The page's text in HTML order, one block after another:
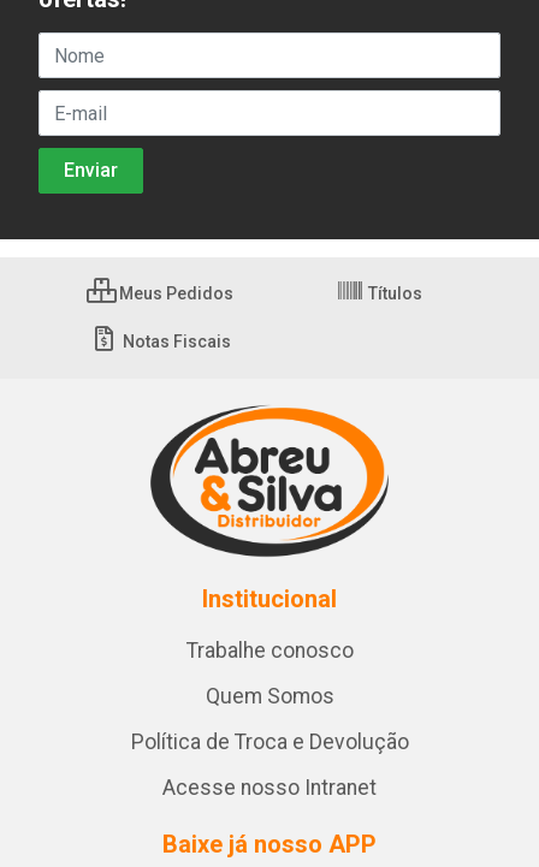
Meus Pedidos Títulos
Notas Fiscais
Institucional
Trabalhe conosco
Quem Somos
Política de Troca e Devolução
Acesse nosso Intranet
Baixe já nosso APP